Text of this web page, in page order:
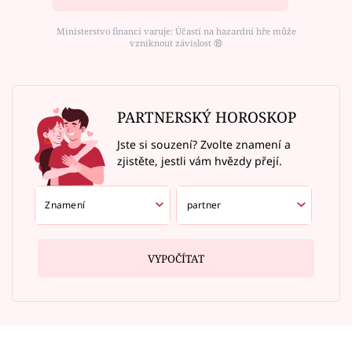
Ministerstvo financí varuje: Účastí na hazardní hře může
vzniknout závislost ⑱
PARTNERSKÝ HOROSKOP
Jste si souzení? Zvolte znamení a
zjistěte, jestli vám hvězdy přejí.
VYPOČÍTAT